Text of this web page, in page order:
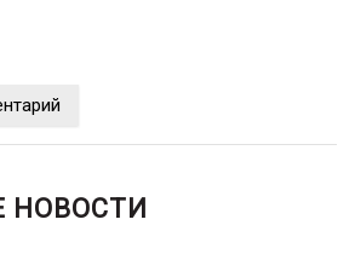
НОВОСТИ